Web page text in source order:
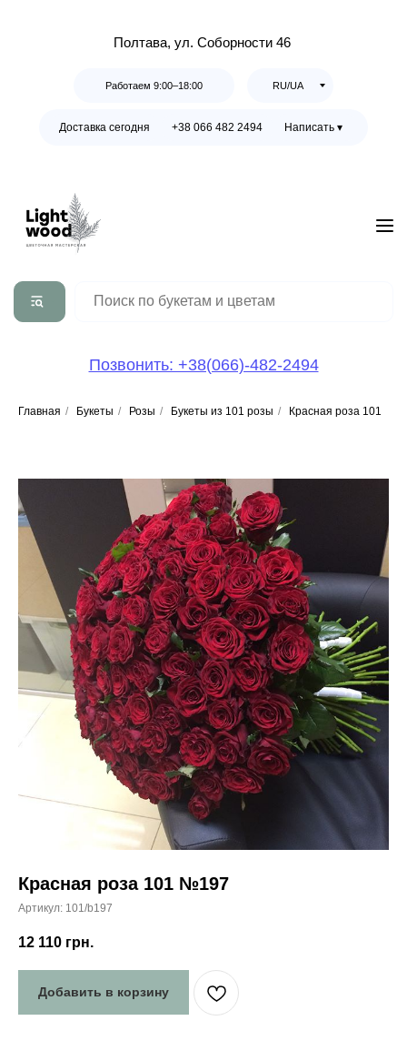
Полтава, ул. Соборности 46
RU/UA
Работаем 9:00–18:00
Доставка сегодня +38 066 482 2494 Написать ▾
Позвонить: +38(066)-482-2494
Главная / Букеты / Розы / Букеты из 101 розы / Красная роза 101
Красная роза 101 №197
Артикул: 101/b197
12 110 грн.
Добавить в корзину